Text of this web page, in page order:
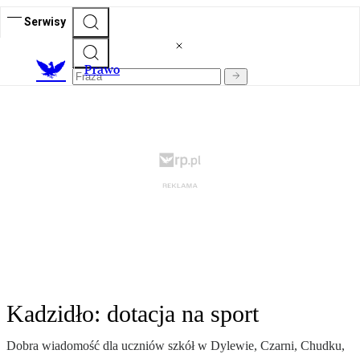
Serwisy
Prawo
Kadzidło: dotacja na sport
Dobra wiadomość dla uczniów szkół w Dylewie, Czarni, Chudku,